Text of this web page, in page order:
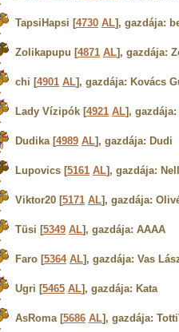
TapsiHapsi [4730 AL], gazdája:
Zolikapupu [4871 AL], gazdája:
chi [4901 AL], gazdája: Kovács
Lady Vízipók [4921 AL],
Dudika [4989 AL], gazdája: Dudi
Lupovics [5161 AL], gazdája:
Viktor20 [5171 AL], gazdája:
Tüsi [5349 AL], gazdája: AAAA
Faro [5364 AL], gazdája: Vas
Ugri [5465 AL], gazdája: Kata
AsRoma [5686 AL], gazdája: